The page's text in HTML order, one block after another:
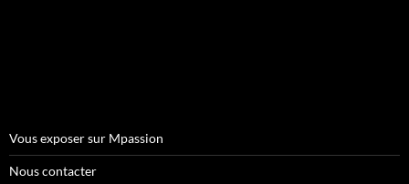
Vous exposer sur Mpassion
Nous contacter